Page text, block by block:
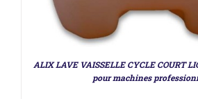
ALIX LAVE VAISSELLE CYCLE COURT
pour machines